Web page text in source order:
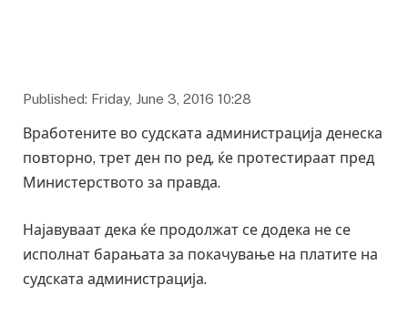
Published: Friday, June 3, 2016 10:28
Вработените во судската администрација денеска
повторно, трет ден по ред, ќе протестираат пред
Министерството за правда.
Најавуваат дека ќе продолжат се додека не се
исполнат барањата за покачување на платите на
судската администрација.